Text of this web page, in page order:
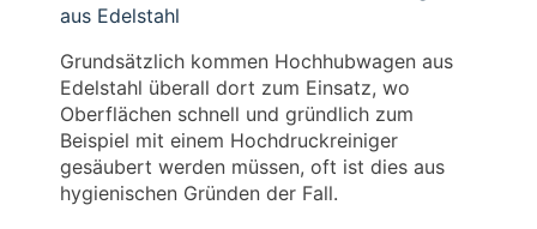
aus Edelstahl
Grundsätzlich kommen Hochhubwagen aus
Edelstahl überall dort zum Einsatz, wo
Oberflächen schnell und gründlich zum
Beispiel mit einem Hochdruckreiniger
gesäubert werden müssen, oft ist dies aus
hygienischen Gründen der Fall.